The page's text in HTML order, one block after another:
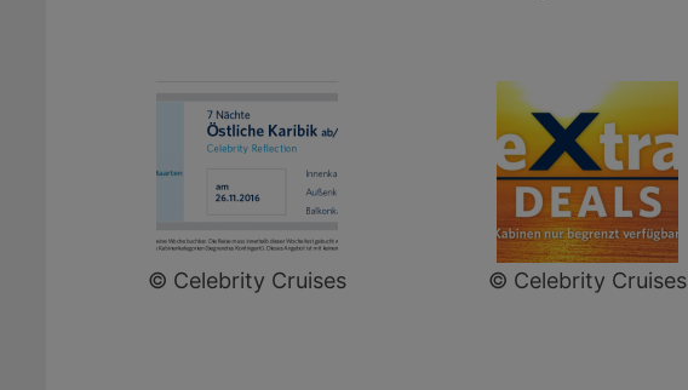
© Celebrity Cruises © Celebrity Cruises